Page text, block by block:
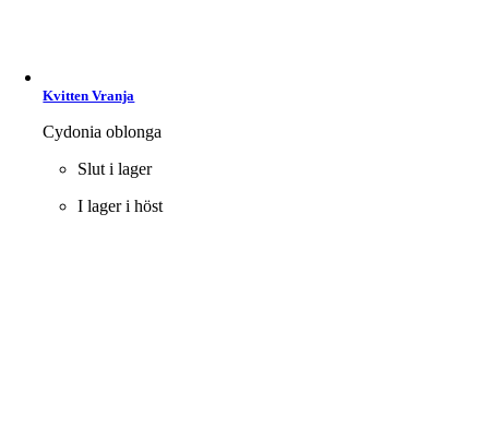
Kvitten Vranja
Cydonia oblonga
Slut i lager
I lager i höst